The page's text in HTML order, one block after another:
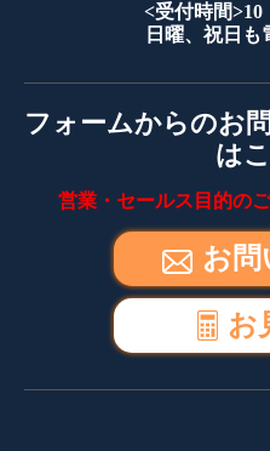
<受付時間
日曜、祝日も
フォームからのお
は
営業・セールス目的の
お問
お